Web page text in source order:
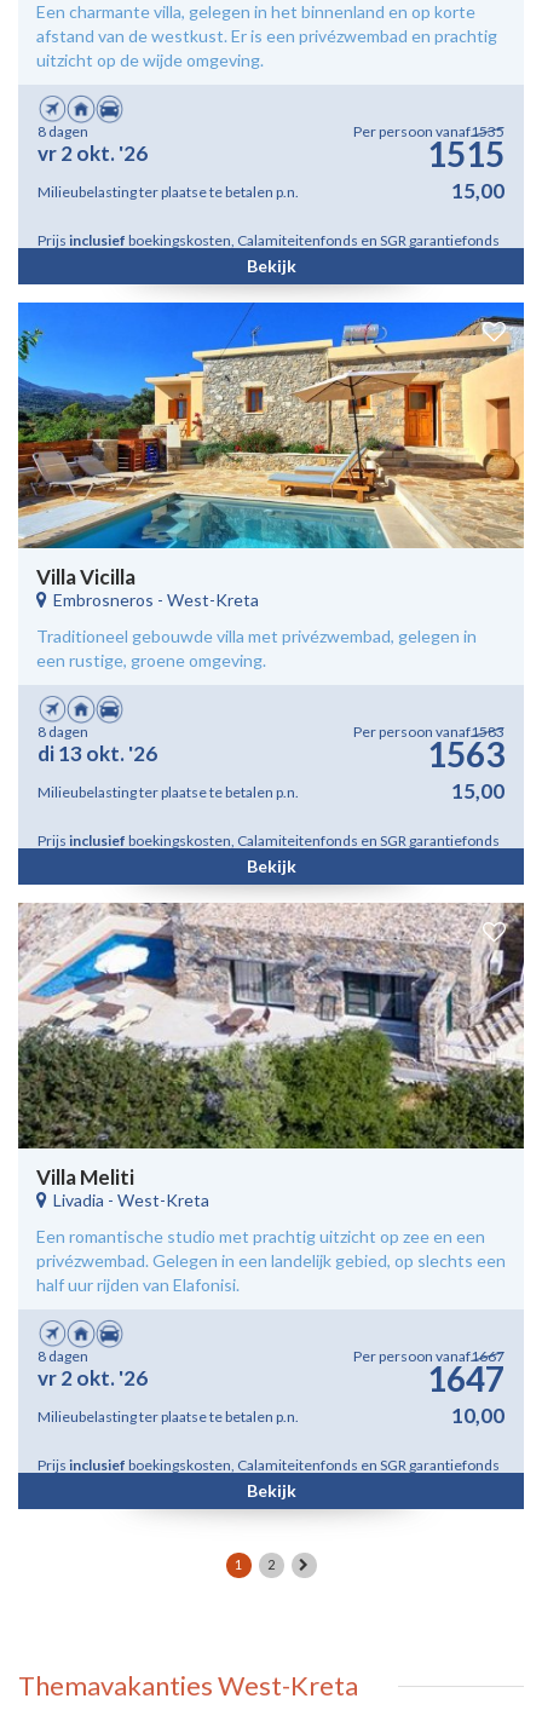
Een charmante villa, gelegen in het binnenland en op korte
afstand van de westkust. Er is een privézwembad en prachtig
uitzicht op de wijde omgeving.
8 dagen
vr 2 okt. '26
Per persoon vanaf1535
1515
Milieubelasting ter plaatse te betalen p.n. 15,00
Prijs inclusief boekingskosten, Calamiteitenfonds en SGR garantiefonds
Bekijk
Villa Vicilla
Embrosneros - West-Kreta
Traditioneel gebouwde villa met privézwembad, gelegen in
een rustige, groene omgeving.
8 dagen
di 13 okt. '26
Per persoon vanaf1583
1563
Milieubelasting ter plaatse te betalen p.n. 15,00
Prijs inclusief boekingskosten, Calamiteitenfonds en SGR garantiefonds
Bekijk
Villa Meliti
Livadia - West-Kreta
Een romantische studio met prachtig uitzicht op zee en een
privézwembad. Gelegen in een landelijk gebied, op slechts een
half uur rijden van Elafonisi.
8 dagen
vr 2 okt. '26
Per persoon vanaf1667
1647
Milieubelasting ter plaatse te betalen p.n. 10,00
Prijs inclusief boekingskosten, Calamiteitenfonds en SGR garantiefonds
Bekijk
1 2
Themavakanties West-Kreta